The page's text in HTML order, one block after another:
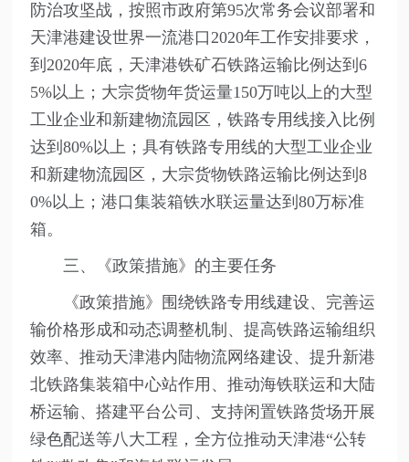
防治攻坚战，按照市政府第95次常务会议部署和
天津港建设世界一流港口2020年工作安排要求，
到2020年底，天津港铁矿石铁路运输比例达到6
5%以上；大宗货物年货运量150万吨以上的大型
工业企业和新建物流园区，铁路专用线接入比例
达到80%以上；具有铁路专用线的大型工业企业
和新建物流园区，大宗货物铁路运输比例达到8
0%以上；港口集装箱铁水联运量达到80万标准
箱。
三、《政策措施》的主要任务
《政策措施》围绕铁路专用线建设、完善运
输价格形成和动态调整机制、提高铁路运输组织
效率、推动天津港内陆物流网络建设、提升新港
北铁路集装箱中心站作用、推动海铁联运和大陆
桥运输、搭建平台公司、支持闲置铁路货场开展
绿色配送等八大工程，全方位推动天津港“公转